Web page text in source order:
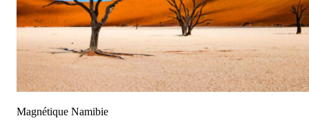
Magnétique Namibie